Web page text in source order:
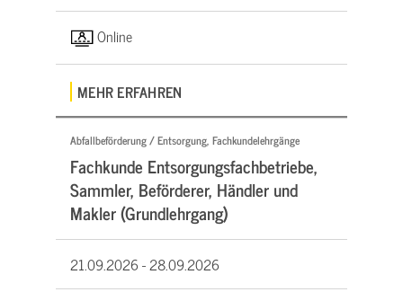
Online
MEHR ERFAHREN
Abfallbeförderung / Entsorgung, Fachkundelehrgänge
Fachkunde Entsorgungsfachbetriebe,
Sammler, Beförderer, Händler und
Makler (Grundlehrgang)
21.09.2026 -28.09.2026